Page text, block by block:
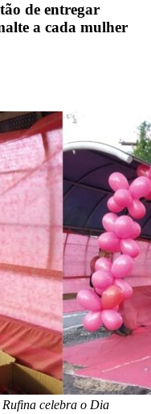
de entregar
a cada mulher
celebra o Dia